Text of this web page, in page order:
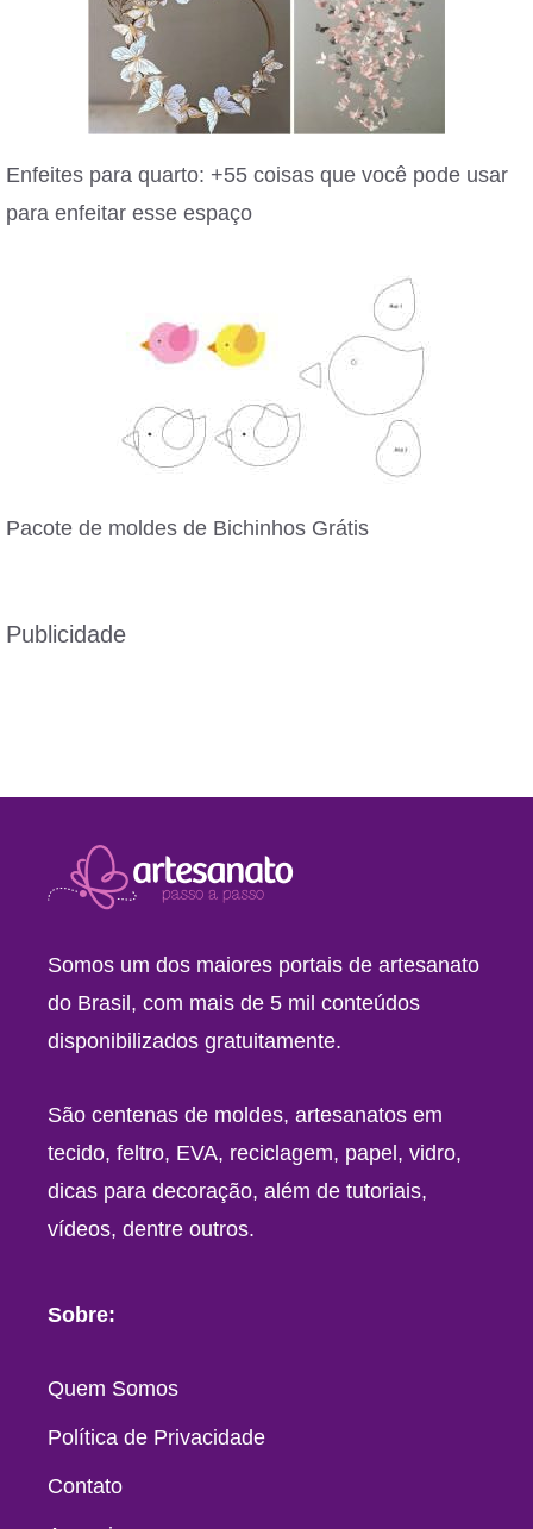
Enfeites para quarto: +55 coisas que você pode usar
para enfeitar esse espaço
Pacote de moldes de Bichinhos Grátis
Publicidade
Somos um dos maiores portais de artesanato
do Brasil, com mais de 5 mil conteúdos
disponibilizados gratuitamente.
São centenas de moldes, artesanatos em
tecido, feltro, EVA, reciclagem, papel, vidro,
dicas para decoração, além de tutoriais,
vídeos, dentre outros.
Sobre:
Quem Somos
Política de Privacidade
Contato